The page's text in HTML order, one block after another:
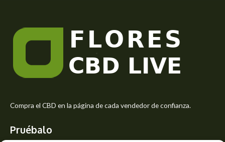
s
e
Compra el CBD en la página de cada vendedor de confianza.
Pruébalo